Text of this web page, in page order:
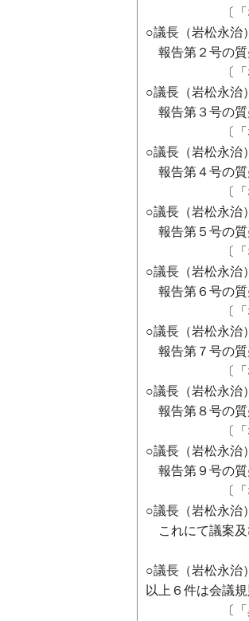
〔「なし」
○議長（岩松永治
報告第２号の質
〔「なし」
○議長（岩松永治
報告第３号の質
〔「なし」
○議長（岩松永治
報告第４号の質
〔「なし」
○議長（岩松永治
報告第５号の質
〔「なし」
○議長（岩松永治
報告第６号の質
〔「なし」
○議長（岩松永治
報告第７号の質
〔「なし」
○議長（岩松永治
報告第８号の質
〔「なし」
○議長（岩松永治
報告第９号の質
〔「なし」
○議長（岩松永治
これにて議案及
○議長（岩松永治
以上６件は会議
〔「異議な